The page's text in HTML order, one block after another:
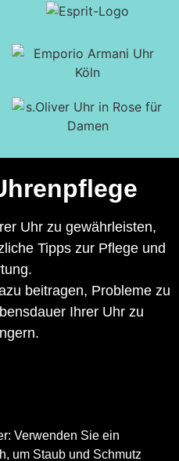
Uhr zu gewährleisten,
Tipps zur Pflege und
beitragen, Probleme zu
Ihrer Uhr zu
Verwenden Sie ein
um Staub und Schmutz